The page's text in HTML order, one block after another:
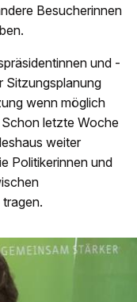
Besucherinnen
und -
Sitzungsplanung
wenn möglich
letzte Woche
weiter
Politikerinnen und